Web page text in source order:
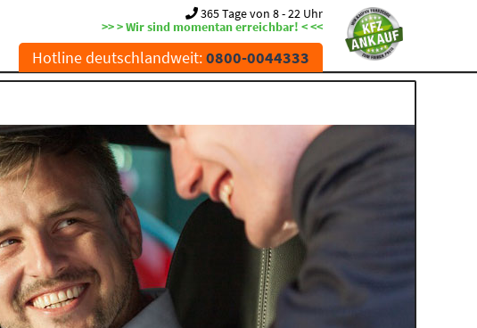
365 Tage von 8 - 22 Uhr
>> > Wir sind momentan erreichbar! < <<
Hotline deutschlandweit:0800-0044333